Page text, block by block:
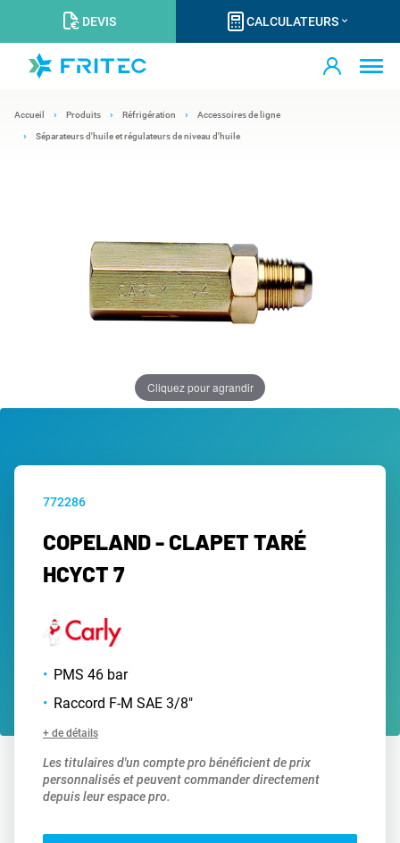
DEVIS CALCULATEURS
Accueil Produits Réfrigération Accessoires de ligne
Séparateurs d'huile et régulateurs de niveau d'huile
Cliquez pour agrandir
772286
COPELAND - CLAPET TARÉ
HCYCT 7
PMS 46 bar
Raccord F-M SAE 3/8"
+ de détails
Les titulaires d'un compte pro bénéficient de prix
personnalisés et peuvent commander directement
depuis leur espace pro.